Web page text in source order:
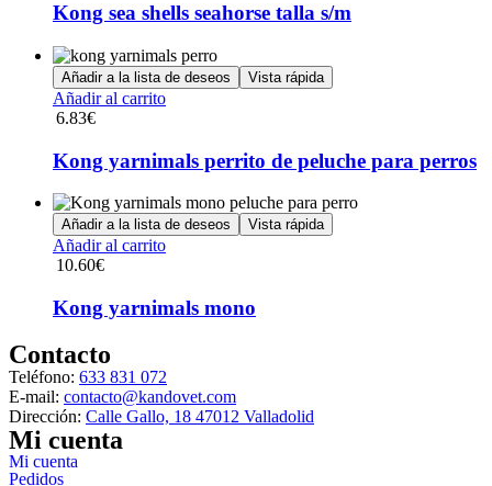
Kong sea shells seahorse talla s/m
Añadir a la lista de deseos Vista rápida
Añadir al carrito
6.83€
Kong yarnimals perrito de peluche para perros
Añadir a la lista de deseos Vista rápida
Añadir al carrito
10.60€
Kong yarnimals mono
Contacto
Teléfono: 633 831 072
E-mail: contacto@kandovet.com
Dirección: Calle Gallo, 18 47012 Valladolid
Mi cuenta
Mi cuenta
Pedidos